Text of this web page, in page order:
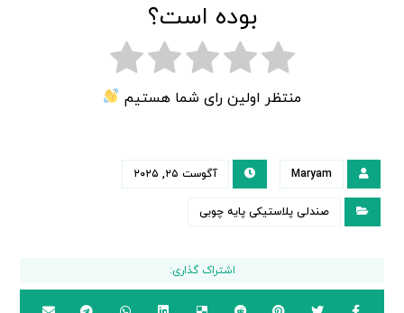
بوده است؟
منتظر اولین رای شما هستیم
Maryam آگوست ۲۵, ۲۰۲۵
صندلی پلاستیکی پایه چوبی